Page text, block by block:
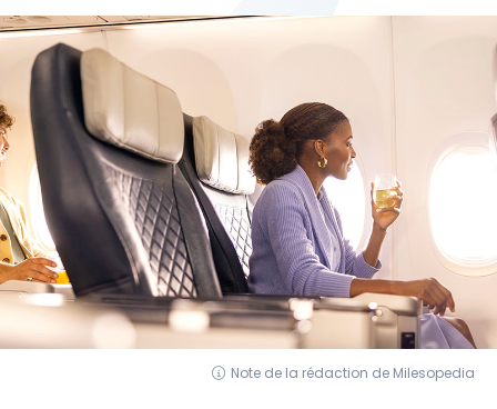
Note de la rédaction de Milesopedia